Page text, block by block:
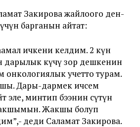
Закирова жайлоого ден-
барганын айтат:
ичкени келдим. 2 күн
дарылык күчү зор дешкенин
онкологиялык учетто турам.
Дары-дармек ичсем
эле, минтип бээнин сүтүн
Жакшы болуп
деди Саламат Закирова.